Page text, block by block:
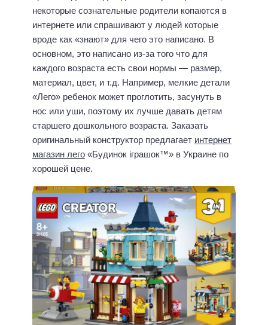
некоторые сознательные родители копаются в
интернете или спрашивают у людей которые
вроде как «знают» для чего это написано. В
основном, это написано из-за того что для
каждого возраста есть свои нормы — размер,
материал, цвет, и т.д. Например, мелкие детали
«Лего» ребенок может проглотить, засунуть в
нос или уши, поэтому их лучше давать детям
старшего дошкольного возраста. Заказать
оригинальный конструктор предлагает интернет
магазин лего «Будинок іграшок™» в Украине по
хорошей цене.